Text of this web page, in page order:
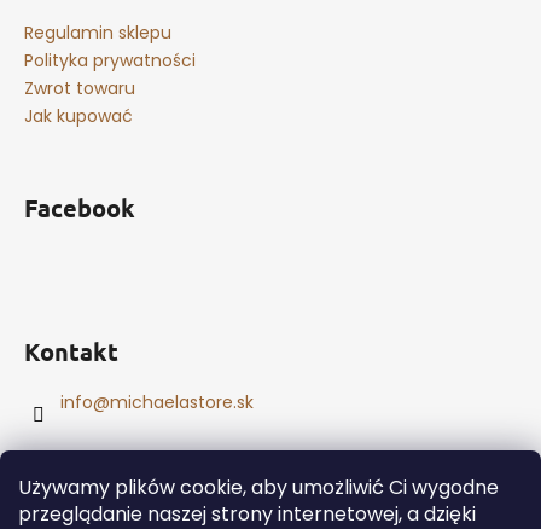
Używamy plików cookie, aby umożliwić Ci wygodne
przeglądanie naszej strony internetowej, a dzięki
Regulamin sklepu
Polityka prywatności
Zwrot towaru
Jak kupować
Facebook
Kontakt
info@michaelastore.sk